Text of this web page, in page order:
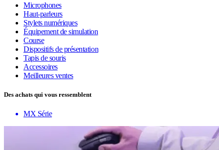
Microphones
Haut-parleurs
Stylets numériques
Équipement de simulation
Course
Dispositifs de présentation
Tapis de souris
Accessoires
Meilleures ventes
Des achats qui vous ressemblent
MX Série